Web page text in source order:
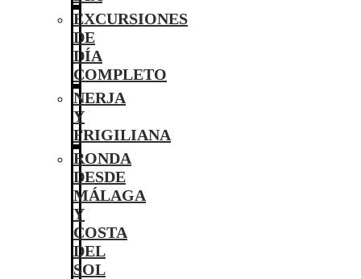
EXCURSIONES
DE
DÍA
COMPLETO
NERJA
Y
FRIGILIANA
RONDA
DESDE
MÁLAGA
Y
COSTA
DEL
SOL